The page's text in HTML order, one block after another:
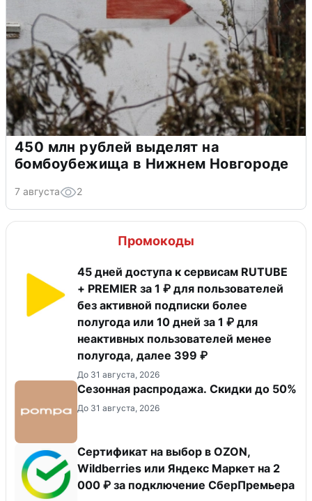
450 млн рублей выделят на
бомбоубежища в Нижнем Новгороде
7 августа 2
Промокоды
45 дней доступа к сервисам RUTUBE
+ PREMIER за 1 ₽ для пользователей
без активной подписки более
полугода или 10 дней за 1 ₽ для
неактивных пользователей менее
полугода, далее 399 ₽
До 31 августа, 2026
Сезонная распродажа. Скидки до 50%
До 31 августа, 2026
Сертификат на выбор в OZON,
Wildberries или Яндекс Маркет на 2
000 ₽ за подключение СберПремьера